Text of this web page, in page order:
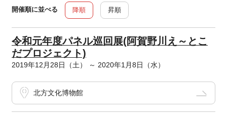
開催順に並べる 降順 昇順
令和元年度パネル巡回展(阿賀野川え～とこ
だプロジェクト)
2019年12月28日（土） ～ 2020年1月8日（水）
北方文化博物館